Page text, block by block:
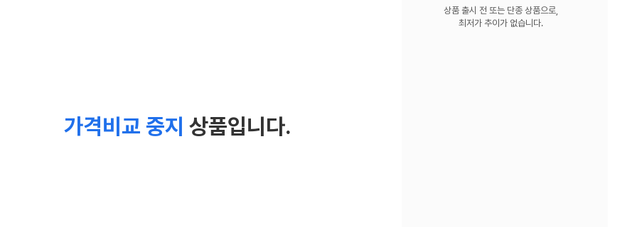
가격비교 중지 상품입니다.
상품 출시 전 또는 단종 상품으로,
최저가 추이가 없습니다.